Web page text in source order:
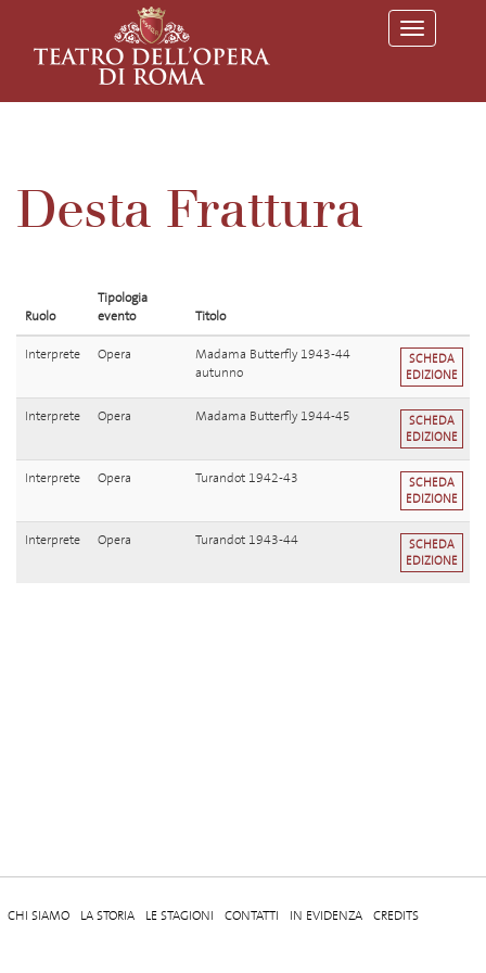
T
o
l
Desta Frattura
Ruolo
Tipologia
evento
Titolo
Interprete Opera
Madama Butterfly 1943-44
autunno
SCHEDA
EDIZIONE
Interprete Opera Madama Butterfly 1944-45
SCHEDA
EDIZIONE
Interprete Opera Turandot 1942-43
SCHEDA
EDIZIONE
Interprete Opera Turandot 1943-44
SCHEDA
EDIZIONE
CHI SIAMO LA STORIA LE STAGIONI CONTATTI IN EVIDENZA CREDITS